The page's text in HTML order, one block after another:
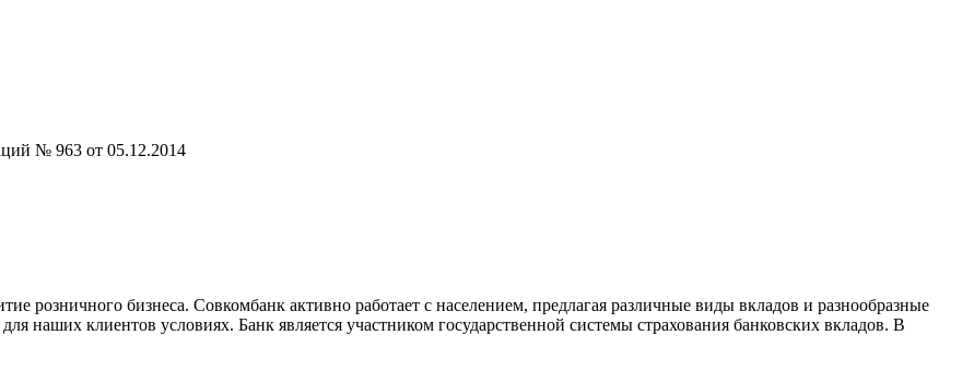
№ 963 от 05.12.2014
розничного бизнеса. Совкомбанк активно работает с населением, предлагая различные виды вкладов и разнообразные
наших клиентов условиях. Банк является участником государственной системы страхования банковских вкладов. В